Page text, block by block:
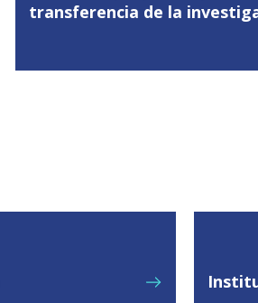
transferencia de la